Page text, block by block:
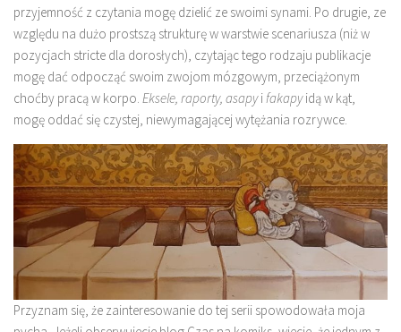
przyjemność z czytania mogę dzielić ze swoimi synami. Po drugie, ze
względu na dużo prostszą strukturę w warstwie scenariusza (niż w
pozycjach stricte dla dorosłych), czytając tego rodzaju publikacje
mogę dać odpocząć swoim zwojom mózgowym, przeciążonym
choćby pracą w korpo. Eksele, raporty, asapyifakapyidą w kąt,
mogę oddać się czystej, niewymagającej wytężania rozrywce.
Przyznam się, że zainteresowanie do tej serii spowodowała moja